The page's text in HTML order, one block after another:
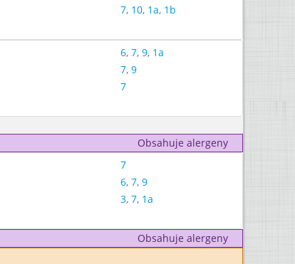
7, 10, 1a, 1b
6, 7, 9, 1a
7, 9
7
Obsahuje alergeny
7
6, 7, 9
3, 7, 1a
Obsahuje alergeny